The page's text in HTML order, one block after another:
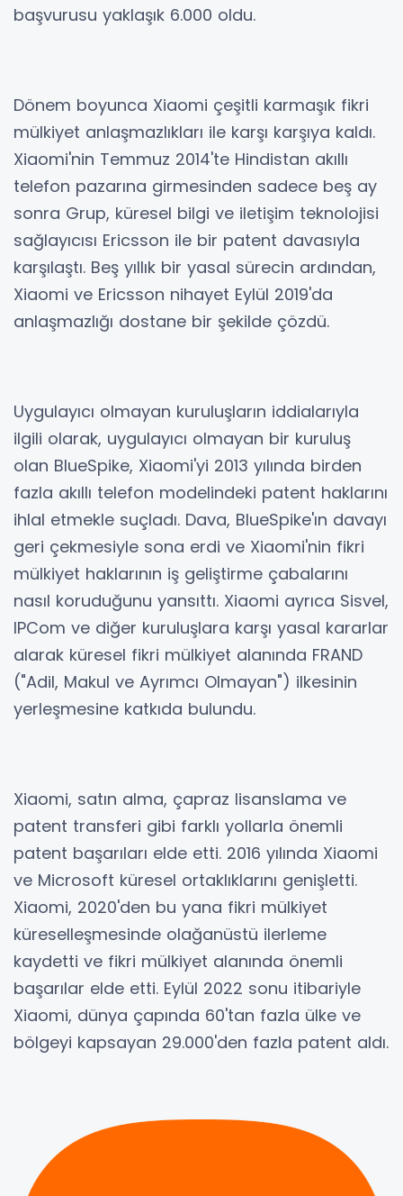
başvurusu yaklaşık 6.000 oldu.
Dönem boyunca Xiaomi çeşitli karmaşık fikri
mülkiyet anlaşmazlıkları ile karşı karşıya kaldı.
Xiaomi'nin Temmuz 2014'te Hindistan akıllı
telefon pazarına girmesinden sadece beş ay
sonra Grup, küresel bilgi ve iletişim teknolojisi
sağlayıcısı Ericsson ile bir patent davasıyla
karşılaştı. Beş yıllık bir yasal sürecin ardından,
Xiaomi ve Ericsson nihayet Eylül 2019'da
anlaşmazlığı dostane bir şekilde çözdü.
Uygulayıcı olmayan kuruluşların iddialarıyla
ilgili olarak, uygulayıcı olmayan bir kuruluş
olan BlueSpike, Xiaomi'yi 2013 yılında birden
fazla akıllı telefon modelindeki patent haklarını
ihlal etmekle suçladı. Dava, BlueSpike'ın davayı
geri çekmesiyle sona erdi ve Xiaomi'nin fikri
mülkiyet haklarının iş geliştirme çabalarını
nasıl koruduğunu yansıttı. Xiaomi ayrıca Sisvel,
IPCom ve diğer kuruluşlara karşı yasal kararlar
alarak küresel fikri mülkiyet alanında FRAND
("Adil, Makul ve Ayrımcı Olmayan") ilkesinin
yerleşmesine katkıda bulundu.
Xiaomi, satın alma, çapraz lisanslama ve
patent transferi gibi farklı yollarla önemli
patent başarıları elde etti. 2016 yılında Xiaomi
ve Microsoft küresel ortaklıklarını genişletti.
Xiaomi, 2020'den bu yana fikri mülkiyet
küreselleşmesinde olağanüstü ilerleme
kaydetti ve fikri mülkiyet alanında önemli
başarılar elde etti. Eylül 2022 sonu itibariyle
Xiaomi, dünya çapında 60'tan fazla ülke ve
bölgeyi kapsayan 29.000'den fazla patent aldı.